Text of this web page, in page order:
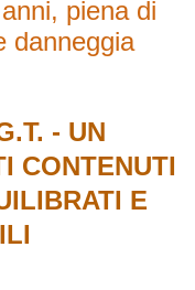
piena di
danneggia
- UN
CONTENUTI
E